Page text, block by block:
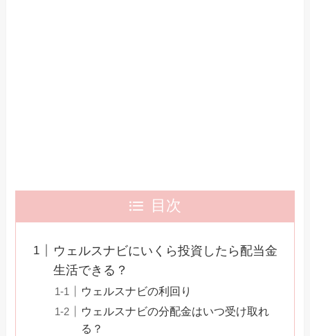
目次
ウェルスナビにいくら投資したら配当金
生活できる？
ウェルスナビの利回り
ウェルスナビの分配金はいつ受け取れ
る？